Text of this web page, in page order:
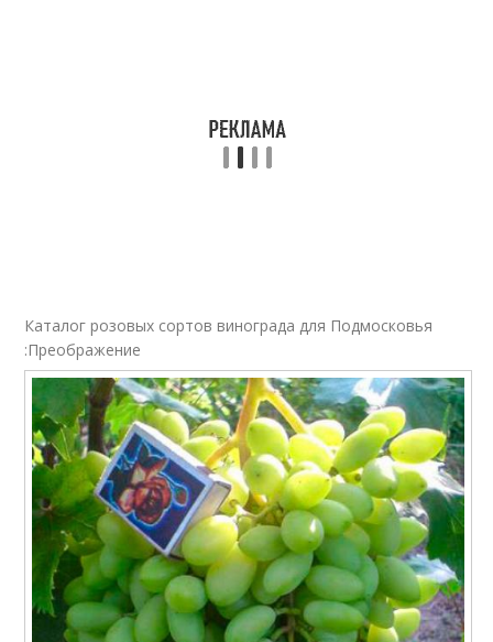
Каталог розовых сортов винограда для Подмосковья
:Преображение